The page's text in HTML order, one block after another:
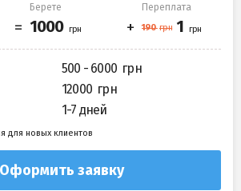
Берете Переплата
500 - 6000
12000
1-7 дней
для новых клиентов
Оформить заявку